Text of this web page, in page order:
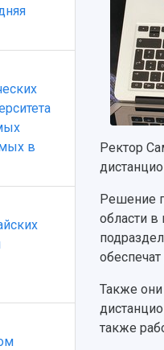
в
Ректор
Решение
области в
Также
также